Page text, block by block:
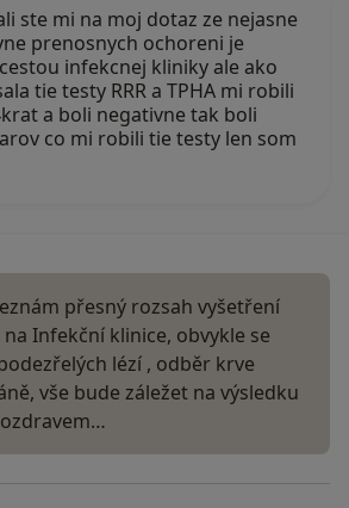
ste mi na moj dotaz ze nejasne
prenosnych ochoreni je
infekcnej kliniky ale ako
tie testy RRR a TPHA mi robili
a boli negativne tak boli
co mi robili tie testy len som
přesný rozsah vyšetření
Infekční klinice, obvykle se
lézí , odběr krve
vše bude záležet na výsledku